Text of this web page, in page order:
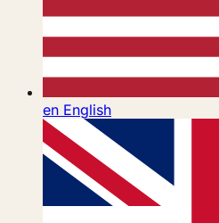
en English